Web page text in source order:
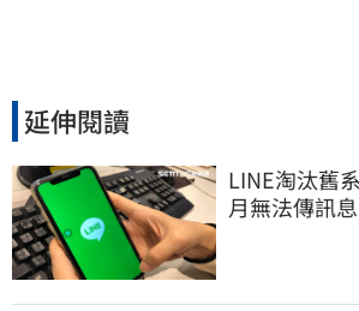
延伸閱讀
LINE淘汰舊
月無法傳訊息